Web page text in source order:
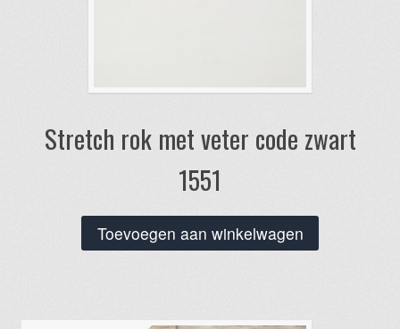
Stretch rok met veter code zwart
1551
Toevoegen aan winkelwagen